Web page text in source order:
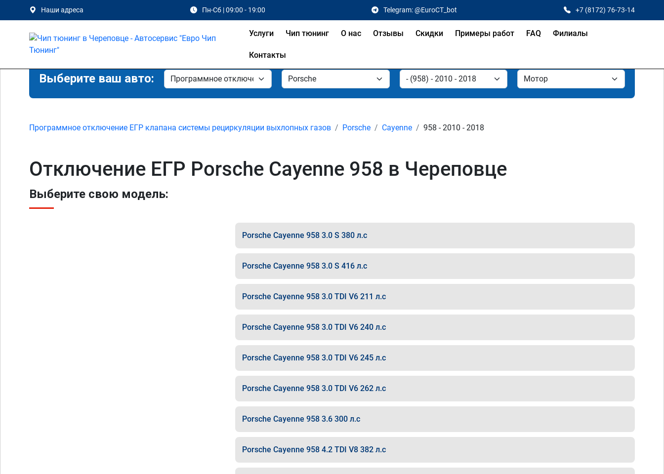
Наши адреса Пн-Сб | 09:00 - 19:00 Telegram: @EuroCT_bot +7 (8172) 76-73-14
Услуги Чип тюнинг О нас Отзывы Скидки Примеры работ FAQ Филиалы
Контакты
Выберите ваш авто:
Программное отключение ЕГР клапана системы рециркуляции выхлопных газов Porsche Cayenne 958 - 2010 - 2018
Отключение ЕГР Porsche Cayenne 958 в Череповце
Выберите свою модель:
Porsche Cayenne 958 3.0 S 380 л.с
Porsche Cayenne 958 3.0 S 416 л.с
Porsche Cayenne 958 3.0 TDI V6 211 л.с
Porsche Cayenne 958 3.0 TDI V6 240 л.с
Porsche Cayenne 958 3.0 TDI V6 245 л.с
Porsche Cayenne 958 3.0 TDI V6 262 л.с
Porsche Cayenne 958 3.6 300 л.с
Porsche Cayenne 958 4.2 TDI V8 382 л.с